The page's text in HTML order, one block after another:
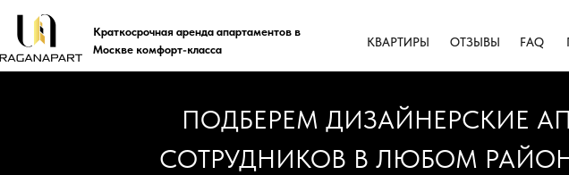
КВАРТИРЫ ОТЗЫВЫ FAQ
Краткосрочная аренда апартаментов в
Москве комфорт-класса
ПОДБЕРЕМ ДИЗАЙНЕРСКИЕ
СОТРУДНИКОВ В ЛЮБОМ